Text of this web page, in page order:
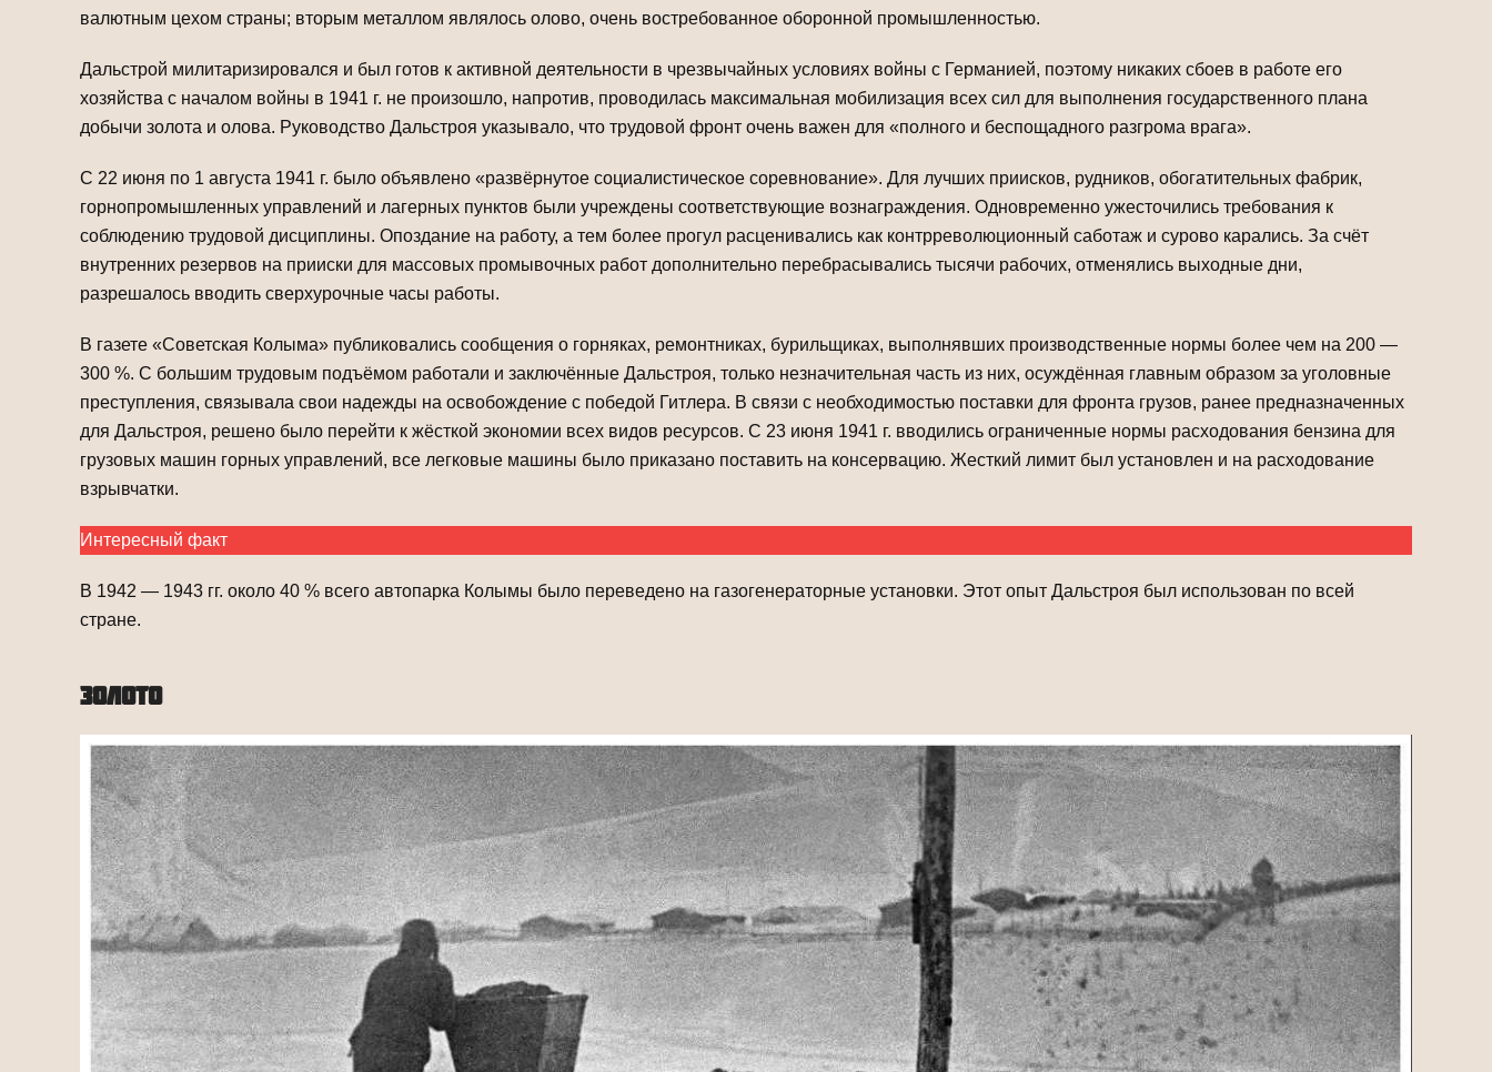
валютным цехом страны; вторым металлом являлось олово, очень востребованное оборонной промышленностью.
Дальстрой милитаризировался и был готов к активной деятельности в чрезвычайных условиях войны с Германией, поэтому никаких сбоев в работе его
хозяйства с началом войны в 1941 г. не произошло, напротив, проводилась максимальная мобилизация всех сил для выполнения государственного плана
добычи золота и олова. Руководство Дальстроя указывало, что трудовой фронт очень важен для «полного и беспощадного разгрома врага».
С 22 июня по 1 августа 1941 г. было объявлено «развёрнутое социалистическое соревнование». Для лучших приисков, рудников, обогатительных фабрик,
горнопромышленных управлений и лагерных пунктов были учреждены соответствующие вознаграждения. Одновременно ужесточились требования к
соблюдению трудовой дисциплины. Опоздание на работу, а тем более прогул расценивались как контрреволюционный саботаж и сурово карались. За счёт
внутренних резервов на прииски для массовых промывочных работ дополнительно перебрасывались тысячи рабочих, отменялись выходные дни,
разрешалось вводить сверхурочные часы работы.
В газете «Советская Колыма» публиковались сообщения о горняках, ремонтниках, бурильщиках, выполнявших производственные нормы более чем на 200 —
300 %. С большим трудовым подъёмом работали и заключённые Дальстроя, только незначительная часть из них, осуждённая главным образом за уголовные
преступления, связывала свои надежды на освобождение с победой Гитлера. В связи с необходимостью поставки для фронта грузов, ранее предназначенных
для Дальстроя, решено было перейти к жёсткой экономии всех видов ресурсов. С 23 июня 1941 г. вводились ограниченные нормы расходования бензина для
грузовых машин горных управлений, все легковые машины было приказано поставить на консервацию. Жесткий лимит был установлен и на расходование
взрывчатки.
Интересный факт
В 1942 — 1943 гг. около 40 % всего автопарка Колымы было переведено на газогенераторные установки. Этот опыт Дальстроя был использован по всей
стране.
ЗОЛОТО